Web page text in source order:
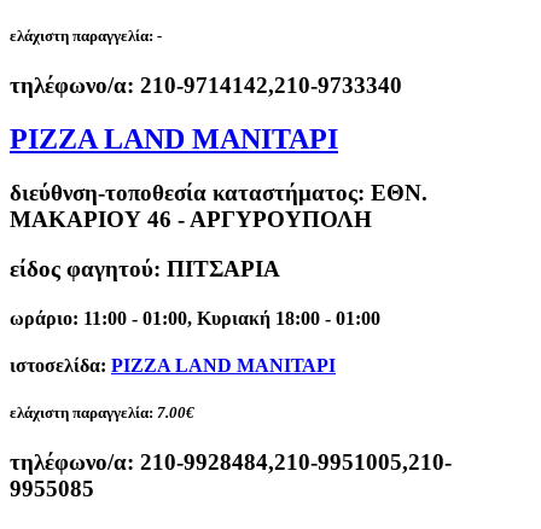
ελάχιστη παραγγελία: -
τηλέφωνο/α: 210-9714142,210-9733340
PIZZA LAND ΜΑΝΙΤΑΡΙ
διεύθνση-τοποθεσία καταστήματος: ΕΘΝ.
ΜΑΚΑΡΙΟΥ 46 - ΑΡΓΥΡΟΥΠΟΛΗ
είδος φαγητού: ΠΙΤΣΑΡΙΑ
ωράριο: 11:00 - 01:00, Κυριακή 18:00 - 01:00
ιστοσελίδα: PIZZA LAND ΜΑΝΙΤΑΡΙ
ελάχιστη παραγγελία: 7.00€
τηλέφωνο/α: 210-9928484,210-9951005,210-
9955085